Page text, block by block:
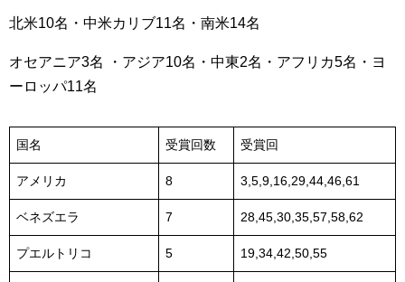
北米10名・中米カリブ11名・南米14名
オセアニア3名 ・アジア10名・中東2名・アフリカ5名・ヨ
ーロッパ11名
国名 受賞回数 受賞回
アメリカ 8 3,5,9,16,29,44,46,61
ベネズエラ 7 28,45,30,35,57,58,62
プエルトリコ 5 19,34,42,50,55